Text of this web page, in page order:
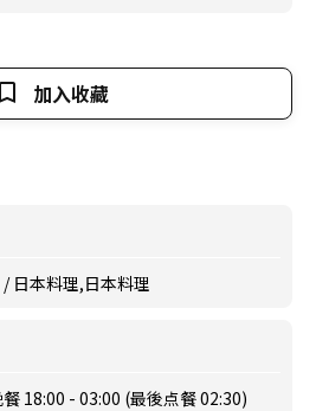
加入收藏
日本料理,日本料理
18:00 - 03:00 (最後点餐 02:30)